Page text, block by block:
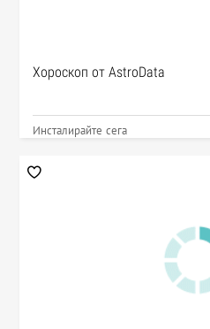
Хороскоп от AstroData
Инсталирайте сега